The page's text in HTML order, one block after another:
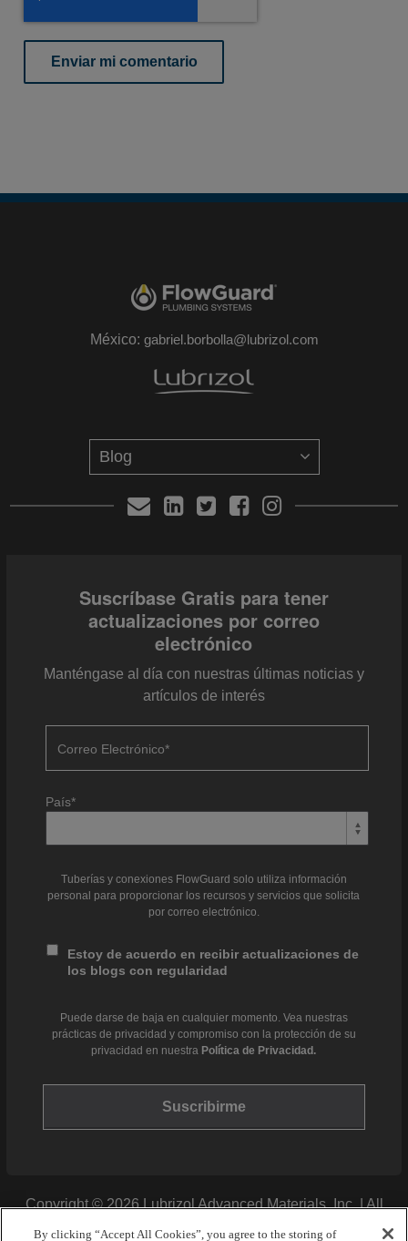
México: gabriel.borbolla@lubrizol.com
Suscríbase Gratis para tener
actualizaciones por correo
electrónico
Manténgase al día con nuestras últimas noticias y
artículos de interés
Correo Electrónico*
País*
Tuberías y conexiones FlowGuard solo utiliza información
personal para proporcionar los recursos y servicios que solicita
por correo electrónico.
Estoy de acuerdo en recibir actualizaciones de
los blogs con regularidad
Puede darse de baja en cualquier momento. Vea nuestras
prácticas de privacidad y compromiso con la protección de su
privacidad en nuestra Política de Privacidad.
Copyright © 2026 Lubrizol Advanced Materials, Inc. | All
By clicking “Accept All Cookies”, you agree to the storing of